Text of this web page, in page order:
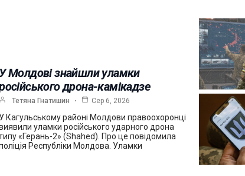
У Молдові знайшли уламки
дрона-камікадзе
Тетяна Гнатишин Сер 6, 2026
У Кагульському районі Молдови правоохоронці
уламки російського ударного дрона
«Герань-2» (Shahed). Про це повідомила
Республіки Молдова. Уламки